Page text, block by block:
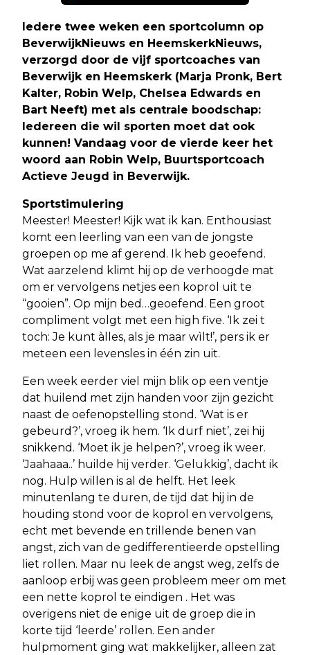
Iedere twee weken een sportcolumn op
BeverwijkNieuws en HeemskerkNieuws,
verzorgd door de vijf sportcoaches van
Beverwijk en Heemskerk (Marja Pronk, Bert
Kalter, Robin Welp, Chelsea Edwards en
Bart Neeft) met als centrale boodschap:
Iedereen die wil sporten moet dat ook
kunnen! Vandaag voor de vierde keer het
woord aan Robin Welp, Buurtsportcoach
Actieve Jeugd in Beverwijk.
Sportstimulering
Meester! Meester! Kijk wat ik kan. Enthousiast
komt een leerling van een van de jongste
groepen op me af gerend. Ik heb geoefend.
Wat aarzelend klimt hij op de verhoogde mat
om er vervolgens netjes een koprol uit te
“gooien”. Op mijn bed…geoefend. Een groot
compliment volgt met een high five. ‘Ik zei t
toch: Je kunt àlles, als je maar wìlt!’, pers ik er
meteen een levensles in één zin uit.
Een week eerder viel mijn blik op een ventje
dat huilend met zijn handen voor zijn gezicht
naast de oefenopstelling stond. ‘Wat is er
gebeurd?’, vroeg ik hem. ‘Ik durf niet’, zei hij
snikkend. ‘Moet ik je helpen?’, vroeg ik weer.
‘Jaahaaa..’ huilde hij verder. ‘Gelukkig’, dacht ik
nog. Hulp willen is al de helft. Het leek
minutenlang te duren, de tijd dat hij in de
houding stond voor de koprol en vervolgens,
echt met bevende en trillende benen van
angst, zich van de gedifferentieerde opstelling
liet rollen. Maar nu leek de angst weg, zelfs de
aanloop erbij was geen probleem meer om met
een nette koprol te eindigen . Het was
overigens niet de enige uit de groep die in
korte tijd ‘leerde’ rollen. Een ander
hulpmoment ging wat makkelijker, alleen zat